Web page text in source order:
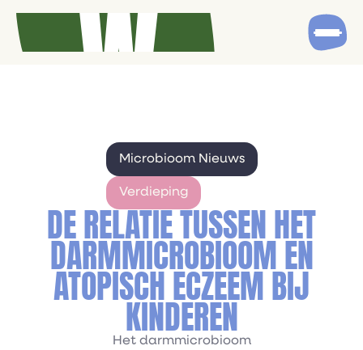
Microbioom Nieuws
Verdieping
DE RELATIE TUSSEN HET
DARMMICROBIOOM EN
ATOPISCH ECZEEM BIJ
KINDEREN
Het darmmicrobioom